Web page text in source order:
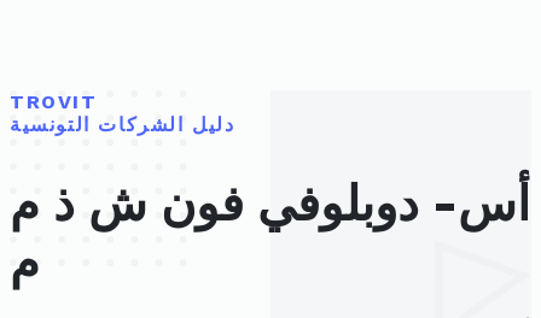
TROVIT
دليل الشركات التونسية
أس- دوبلوفي فون ش ذ م
م